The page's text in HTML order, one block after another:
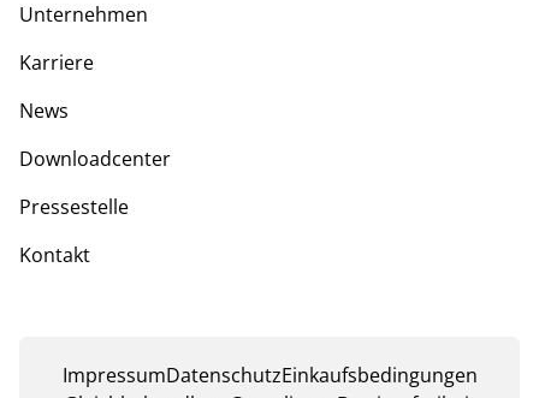
Unternehmen
Karriere
News
Downloadcenter
Pressestelle
Kontakt
ImpressumDatenschutzEinkaufsbedingungen